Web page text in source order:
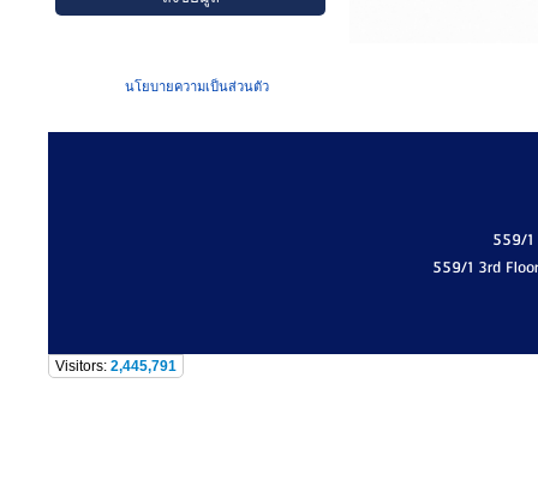
นโยบายความเป็นส่วนตัว
559/
559/1 3rd
Visitors: 2,445,791